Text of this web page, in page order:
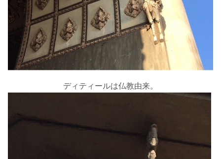
ディティールは仏教由来。